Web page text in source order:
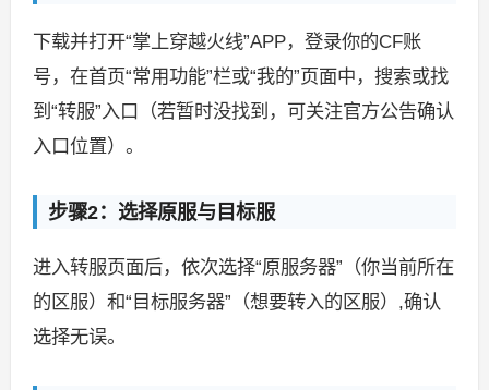
下载并打开“掌上穿越火线”APP，登录你的CF账
号，在首页“常用功能”栏或“我的”页面中，搜索或找
到“转服”入口（若暂时没找到，可关注官方公告确认
入口位置）。
步骤2：选择原服与目标服
进入转服页面后，依次选择“原服务器”（你当前所在
的区服）和“目标服务器”（想要转入的区服）,确认
选择无误。